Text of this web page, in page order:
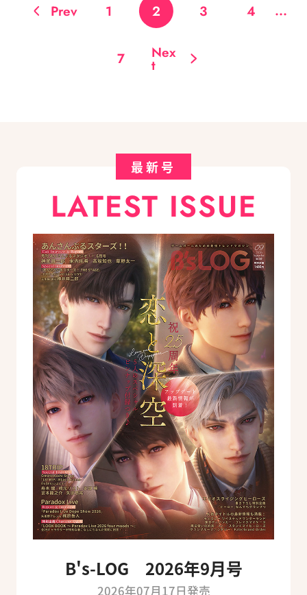
Prev 1 2 3 4 ...
7 Nex
t
最新号
LATEST ISSUE
B's-LOG 2026年9月号
2026年07月17日発売